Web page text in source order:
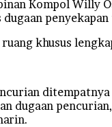
Kompol Willy
khusus
dugaan